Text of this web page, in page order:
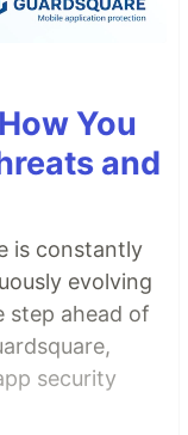
You
and
is constantly
evolving
step ahead of
security